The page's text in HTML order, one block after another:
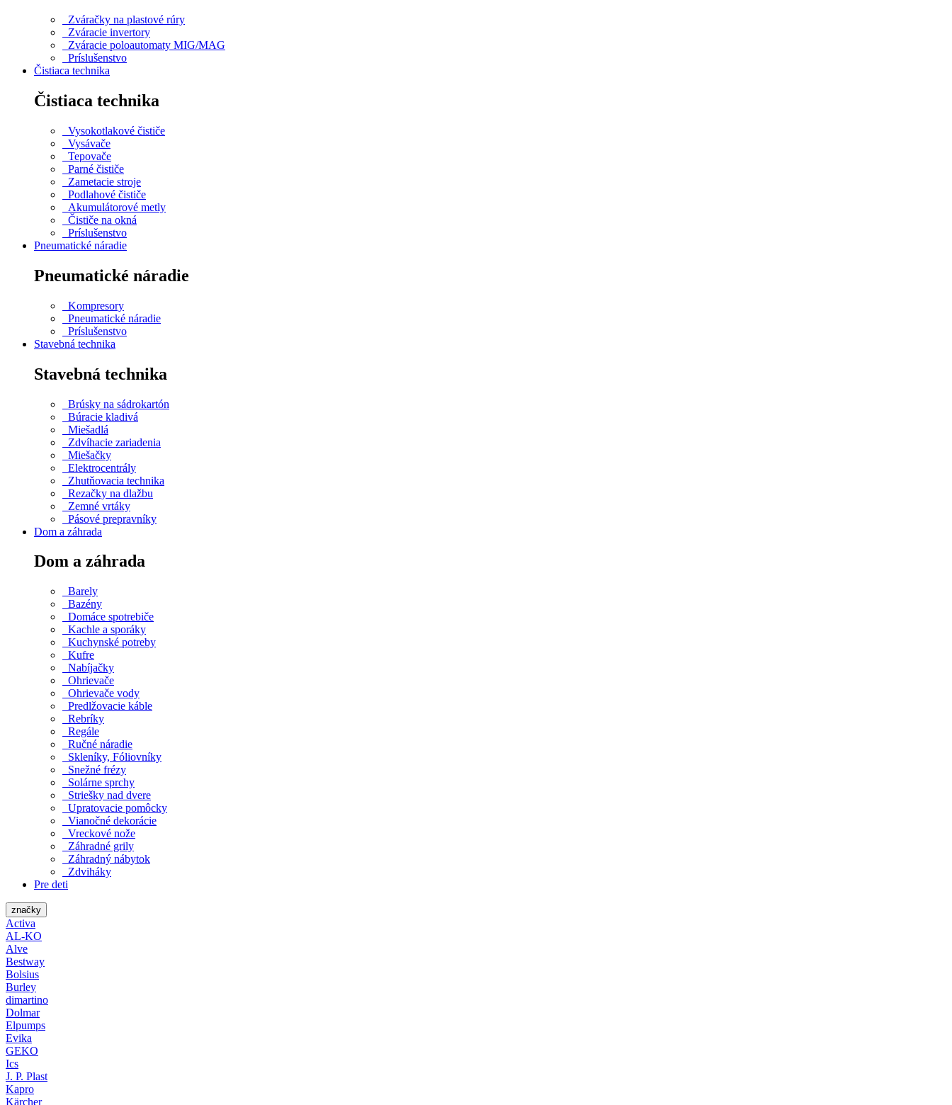
Zváračky na plastové rúry
Zváracie invertory
Zváracie poloautomaty MIG/MAG
Príslušenstvo
Čistiaca technika
Čistiaca technika
Vysokotlakové čističe
Vysávače
Tepovače
Parné čističe
Zametacie stroje
Podlahové čističe
Akumulátorové metly
Čističe na okná
Príslušenstvo
Pneumatické náradie
Pneumatické náradie
Kompresory
Pneumatické náradie
Príslušenstvo
Stavebná technika
Stavebná technika
Brúsky na sádrokartón
Búracie kladivá
Miešadlá
Zdvíhacie zariadenia
Miešačky
Elektrocentrály
Zhutňovacia technika
Rezačky na dlažbu
Zemné vrtáky
Pásové prepravníky
Dom a záhrada
Dom a záhrada
Barely
Bazény
Domáce spotrebiče
Kachle a sporáky
Kuchynské potreby
Kufre
Nabíjačky
Ohrievače
Ohrievače vody
Predlžovacie káble
Rebríky
Regále
Ručné náradie
Skleníky, Fóliovníky
Snežné frézy
Solárne sprchy
Striešky nad dvere
Upratovacie pomôcky
Vianočné dekorácie
Vreckové nože
Záhradné grily
Záhradný nábytok
Zdviháky
Pre deti
značky
Activa
AL-KO
Alve
Bestway
Bolsius
Burley
dimartino
Dolmar
Elpumps
Evika
GEKO
Ics
J. P. Plast
Kapro
Kärcher